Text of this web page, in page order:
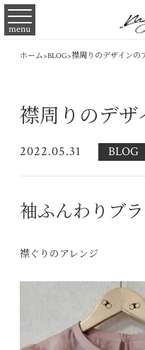
menu
ホーム>BLOG>襟周りのデザインの
襟周りのデザ
2022.05.31 BLOG
袖ふんわりブ
襟ぐりのアレンジ